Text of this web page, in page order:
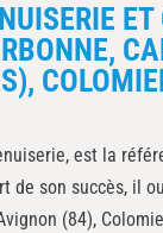
est la
de son succès, il
(84),